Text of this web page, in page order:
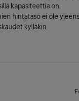
kapasiteettia on.
hintataso ei ole
kylläkin.